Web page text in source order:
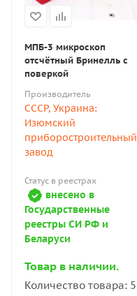
МПБ-3 микроскоп
отсчётный Бринелль с
поверкой
Производитель
СССР, Украина:
Изюмский
приборостроительный
завод
Статус в реестрах
внесено в
Государственные
реестры СИ РФ и
Беларуси
Товар в наличии.
Количество товара: 5